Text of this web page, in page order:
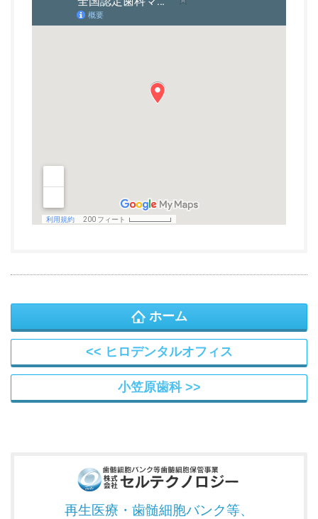
ホーム
ヒロデンタルオフィス
小笠原歯科
再生医療・歯髄細胞バンク等、